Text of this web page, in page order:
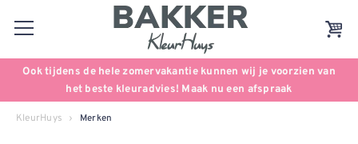
Ook tijdens de hele zomervakantie kunnen wij je voorzien van
het beste kleuradvies! Maak nu een afspraak
KleurHuys Merken